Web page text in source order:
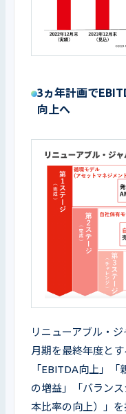
3ヵ年計画で
向上へ
リニューアブル・
月期を最終年度と
「EBITDA向上」
の増益」「バラン
本比率の向上）」